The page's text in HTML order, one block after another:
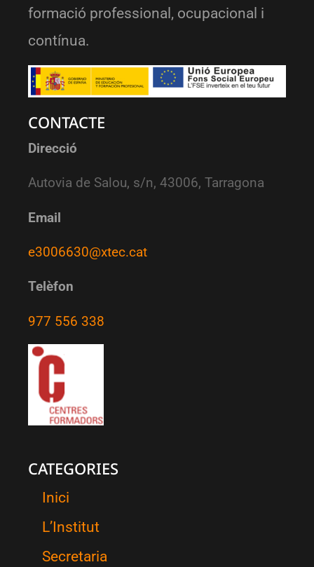
formació professional, ocupacional i
contínua.
CONTACTE
Direcció
Autovia de Salou, s/n, 43006, Tarragona
Email
e3006630@xtec.cat
Telèfon
977 556 338
CATEGORIES
Inici
L’Institut
Secretaria